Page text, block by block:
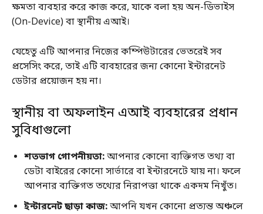
ক্ষমতা ব্যবহার করে কাজ করে, যাকে বলা হয় অন-ডিভাইস
(On-Device) বা স্থানীয় এআই।
যেহেতু এটি আপনার নিজের কম্পিউটারের ভেতরেই সব
প্রসেসিং করে, তাই এটি ব্যবহারের জন্য কোনো ইন্টারনেট
ডেটার প্রয়োজন হয় না।
স্থানীয় বা অফলাইন এআই ব্যবহারের প্রধান
সুবিধাগুলো
শতভাগ গোপনীয়তা:আপনার কোনো ব্যক্তিগত তথ্য বা
ডেটা বাইরের কোনো সার্ভারে বা ইন্টারনেটে যায় না। ফলে
আপনার ব্যক্তিগত তথ্যের নিরাপত্তা থাকে একদম নিখুঁত।
ইন্টারনেট ছাড়া কাজ:আপনি যখন কোনো প্রত্যন্ত অঞ্চলে